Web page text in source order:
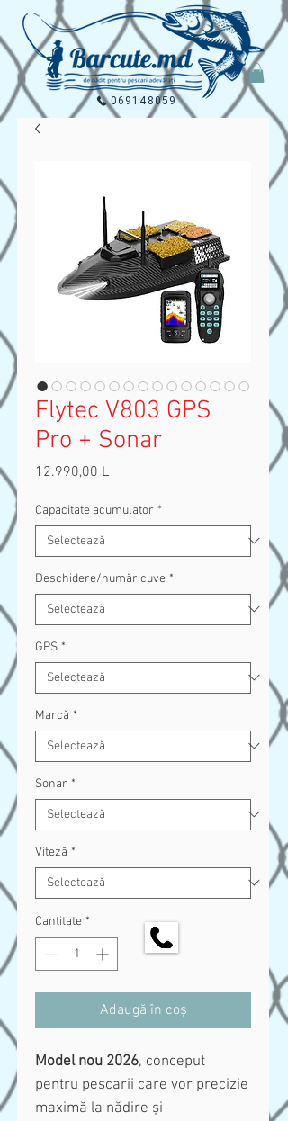
069148059
Flytec V803 GPS
Pro + Sonar
12.990,00 LPreț
Capacitate acumulator *
Deschidere/număr cuve *
GPS *
Marcă *
Sonar *
Viteză *
Cantitate *
Adaugă în coș
Model nou 2026, conceput
pentru pescarii care vor precizie
maximă la nădire și